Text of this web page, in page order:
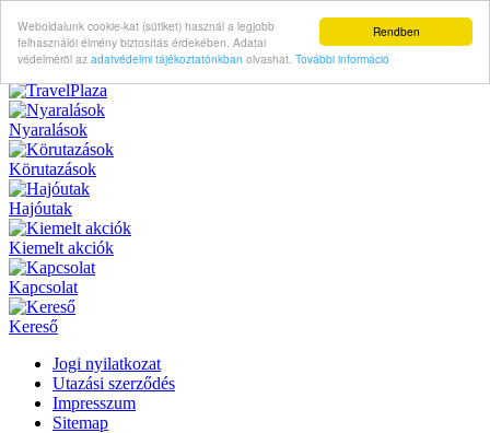
Rendben
Weboldalunk cookie-kat (sütiket) használ a legjobb
felhasználói élmény biztosítás érdekében. Adatai
védelméröl az adatvédelmi tájékoztatónkban olvashat. További információ
Nyaralások
Körutazások
Hajóutak
Kiemelt akciók
Kapcsolat
Kereső
Jogi nyilatkozat
Utazási szerződés
Impresszum
Sitemap